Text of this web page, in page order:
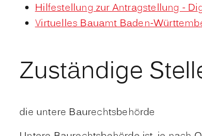
Hilfestellung zur Antragstellung -
Virtuelles Bauamt Baden-
Zuständige
die untere Baurechtsbehörde